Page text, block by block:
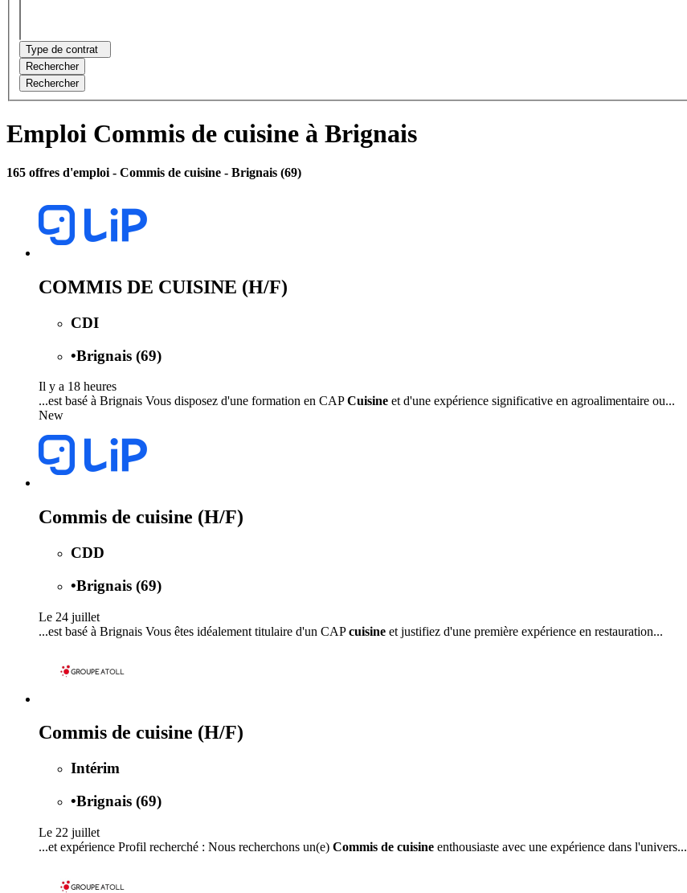
Type de contrat
Rechercher
Rechercher
Emploi Commis de cuisine à Brignais
165 offres d'emploi - Commis de cuisine - Brignais (69)
COMMIS DE CUISINE (H/F)
CDI
•Brignais (69)
Il y a 18 heures
...est basé à Brignais Vous disposez d'une formation en CAPCuisine et d'une expérience significative en agroalimentaire ou...
New
Commis de cuisine (H/F)
CDD
•Brignais (69)
Le 24 juillet
...est basé à Brignais Vous êtes idéalement titulaire d'un CAPcuisine et justifiez d'une première expérience en restauration...
Commis de cuisine (H/F)
Intérim
•Brignais (69)
Le 22 juillet
...et expérience Profil recherché : Nous recherchons un(e) Commis de cuisine enthousiaste avec une expérience dans l'univers...